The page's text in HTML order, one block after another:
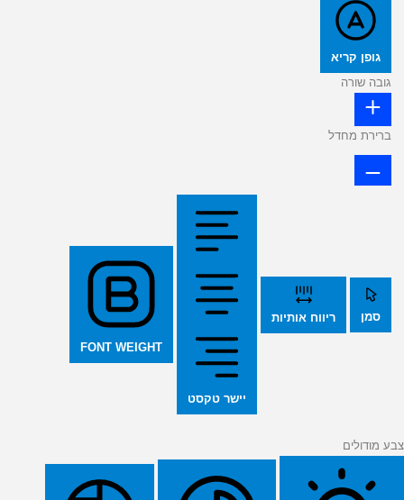
גופן קריא
גובה שורה
ברירת מחדל
סמן ריווח אותיות
יישר טקסט
FONT WEIGHT
צבע מודולים